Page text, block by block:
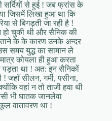
से हुई ! जब फ्रांस के
जिसमें लिखा हुआ था कि
से बिगड़ती जा रही है !
हो चुकी थी और सैनिक की
के के कारण उनके अन्दर
समय युद्ध का सामान ले
कोयला ही हुआ करता
पड़ता था ! अत: इन सैनिकों
जहाँ सीलन, गर्मी, पसीना,
वहां न तो ताजी हवा थी
भी घातक जानलेवा
वातावरण था !